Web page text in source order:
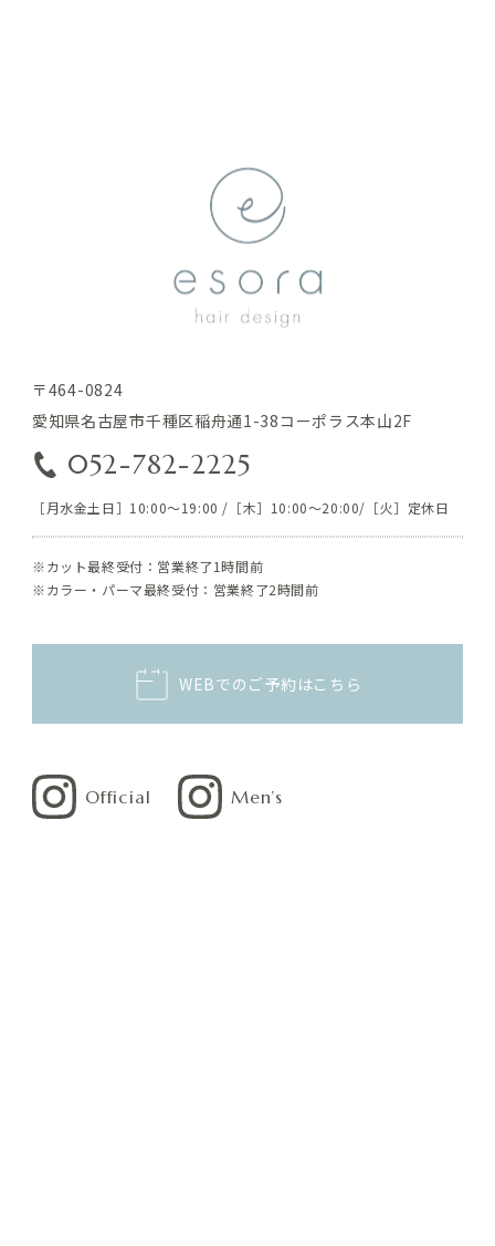
〒464-0824
愛知県名古屋市千種区稲舟通1-38コーポラス本山2F
052-782-2225
［月水金土日］10:00～19:00 /［木］10:00～20:00/［火］定休日
※カット最終受付：営業終了1時間前
※カラー・パーマ最終受付：営業終了2時間前
WEBでのご予約はこちら
Official Men’s